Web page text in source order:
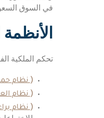
في السوق
تحكم الملكية
( نظام
( نظام
( نظام